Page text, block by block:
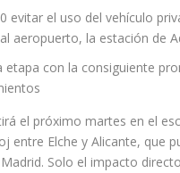
evitar el uso del vehículo
aeropuerto, la estación de
etapa con la consiguiente
el próximo martes en el
entre Elche y Alicante, que
Solo el impacto